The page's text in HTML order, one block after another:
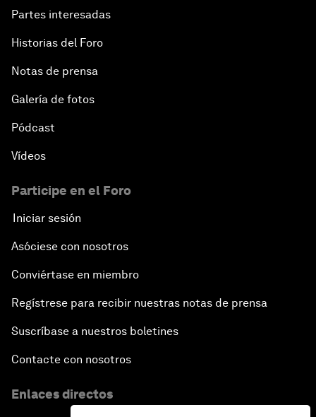
Partes interesadas
Historias del Foro
Notas de prensa
Galería de fotos
Pódcast
Vídeos
Participe en el Foro
Iniciar sesión
Asóciese con nosotros
Conviértase en miembro
Regístrese para recibir nuestras notas de prensa
Suscríbase a nuestros boletines
Contacte con nosotros
Enlaces directos